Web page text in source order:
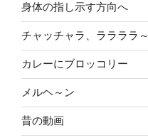
身体の指し示す方向へ
チャッチャラ、ララララ～
カレーにブロッコリー
メルヘ～ン
昔の動画